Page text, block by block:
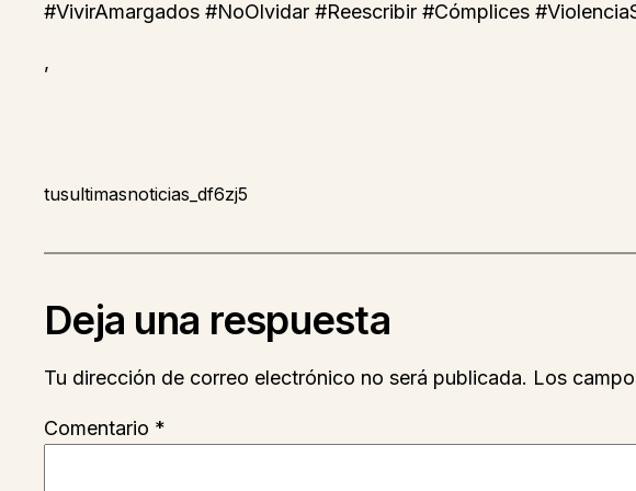
#VivirAmargados #NoOlvidar #Reescribir #Cómplices
,
tusultimasnoticias_df6zj5
Deja una respuesta
Tu dirección de correo electrónico no será publicada. Los
Comentario *